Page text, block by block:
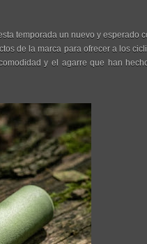
temporada un nuevo y esperado
de la marca para ofrecer a los
y el agarre que han